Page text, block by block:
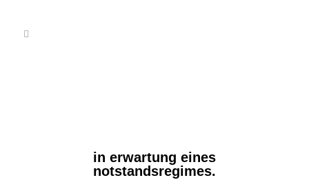
in erwartung eines
notstandsregimes.